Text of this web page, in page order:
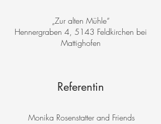
„Zur alten Mühle“
Hennergraben 4, 5143 Feldkirchen bei
Mattighofen
Referentin
Monika Rosenstatter and Friends